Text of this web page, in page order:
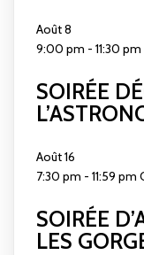
Août8
9:00 pm - 11:30 pm
SOIRÉE
Août16
7:30 pm - 11:59 pm
SOIRÉE
LES